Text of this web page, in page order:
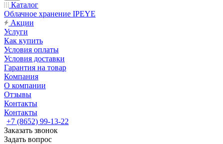
Каталог
Облачное хранение IPEYE
Акции
Услуги
Как купить
Условия оплаты
Условия доставки
Гарантия на товар
Компания
О компании
Отзывы
Контакты
Контакты
+7 (8652) 99-13-22
Заказать звонок
Задать вопрос